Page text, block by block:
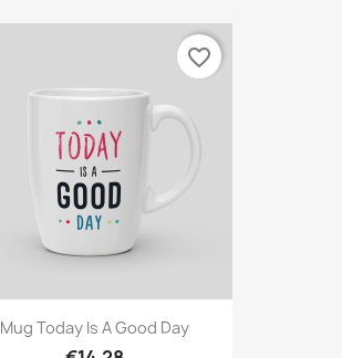
Mug Today Is A Good Day
favorite_border